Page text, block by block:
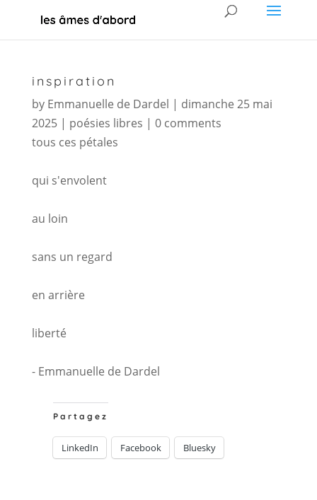
inspiration
by Emmanuelle de Dardel | dimanche 25 mai
2025| poésies libres | 0 comments
tous ces pétales
qui s'envolent
au loin
sans un regard
en arrière
liberté
- Emmanuelle de Dardel
Partagez
LinkedIn Facebook Bluesky